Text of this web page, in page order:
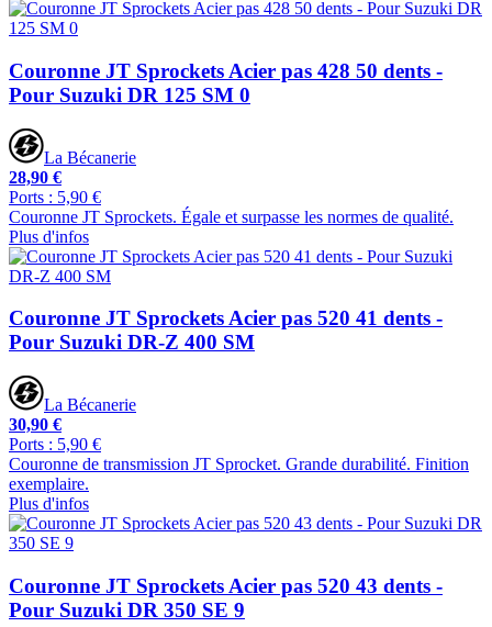
Couronne JT Sprockets Acier pas 428 50 dents -
Pour Suzuki DR 125 SM 0
La Bécanerie
28,90 €
Ports : 5,90 €
Couronne JT Sprockets. Égale et surpasse les normes de qualité.
Plus d'infos
Couronne JT Sprockets Acier pas 520 41 dents -
Pour Suzuki DR-Z 400 SM
La Bécanerie
30,90 €
Ports : 5,90 €
Couronne de transmission JT Sprocket. Grande durabilité. Finition
exemplaire.
Plus d'infos
Couronne JT Sprockets Acier pas 520 43 dents -
Pour Suzuki DR 350 SE 9